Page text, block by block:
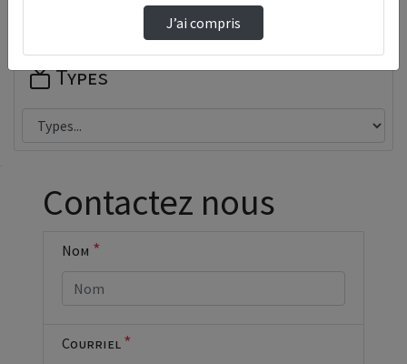
Contactez nous
Nom *
Courriel *
case si vous
êtes un
humain en
(obligatoire)
Types
J’ai compris